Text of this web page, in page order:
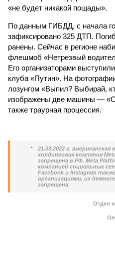
«не будет никакой пощады».
По данным ГИБДД, с начала
зафиксировано 325 ДТП.
ранены. Сейчас в регионе
флешмоб «Нетрезвый
Его организаторами
клуба «Путин». На
лозунгом «Выпил? Выбирай,
изображены две машины —
также траурная процессия.
*
21.03.2022 г.
холдинговая компания
запрещена в РФ. Meta
компанией социальных
Facebook и Instagram
организациями, их
запрещена.
Отдел